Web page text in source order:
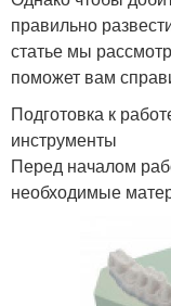
правильно
статье мы
поможет вам
Подготовка к
инструменты
Перед началом
необходимые